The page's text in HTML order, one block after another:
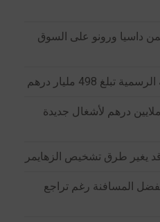
داسيا ورونو على السوق
498 مليار درهم
وكالة أبي رقراق تخصص 5.04 ملايين درهم لأشغال جديدة
يغير طرق تشخيص الزهايمر
المسافنة رغم تراجع